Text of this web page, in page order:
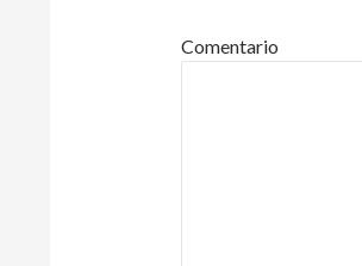
Comentario